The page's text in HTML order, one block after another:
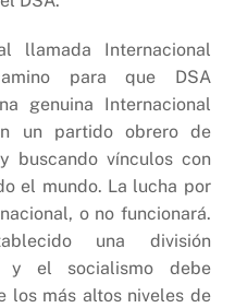
llamada Internacional
para que DSA
genuina Internacional
un partido obrero de
buscando vínculos con
el mundo. La lucha por
o no funcionará.
una división
y el socialismo debe
los más altos niveles de